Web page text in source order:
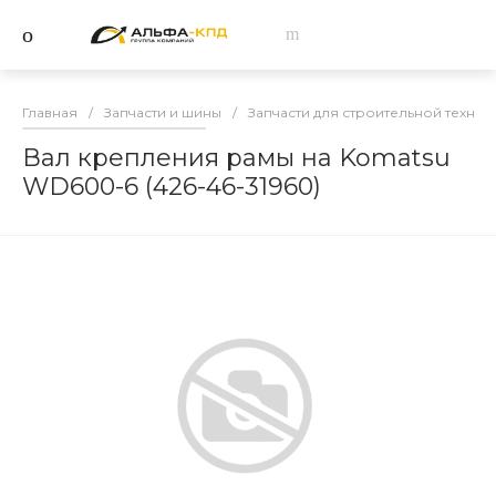
Главная / Запчасти и шины / Запчасти для строительной
Вал крепления рамы на Komatsu
WD600-6 (426-46-31960)